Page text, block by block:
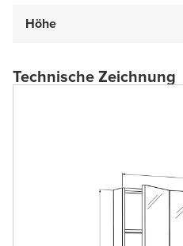
Höhe
Technische Zeichnung